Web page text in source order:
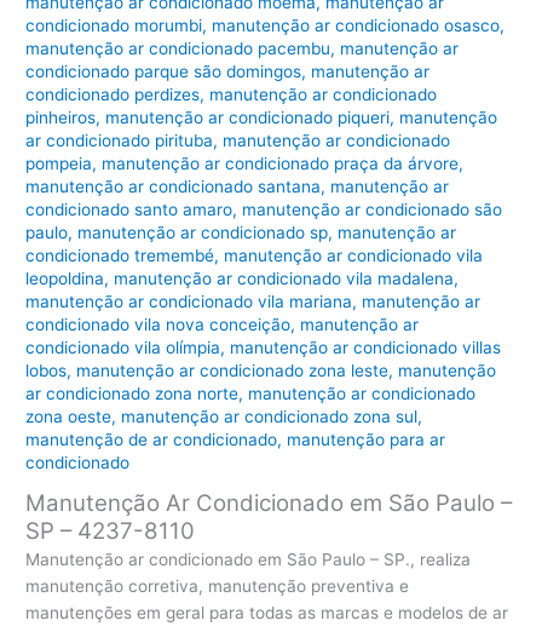
condicionado morumbi, manutenção ar condicionado osasco,
manutenção ar condicionado pacembu, manutenção ar
condicionado parque são domingos, manutenção ar
condicionado perdizes, manutenção ar condicionado
pinheiros, manutenção ar condicionado piqueri, manutenção
ar condicionado pirituba, manutenção ar condicionado
pompeia, manutenção ar condicionado praça da árvore,
manutenção ar condicionado santana, manutenção ar
condicionado santo amaro, manutenção ar condicionado são
paulo, manutenção ar condicionado sp, manutenção ar
condicionado tremembé, manutenção ar condicionado vila
leopoldina, manutenção ar condicionado vila madalena,
manutenção ar condicionado vila mariana, manutenção ar
condicionado vila nova conceição, manutenção ar
condicionado vila olímpia, manutenção ar condicionado villas
lobos, manutenção ar condicionado zona leste, manutenção
ar condicionado zona norte, manutenção ar condicionado
zona oeste, manutenção ar condicionado zona sul,
manutenção de ar condicionado, manutenção para ar
condicionado
Manutenção Ar Condicionado em São Paulo –
SP – 4237-8110
Manutenção ar condicionado em São Paulo – SP., realiza
manutenção corretiva, manutenção preventiva e
manutenções em geral para todas as marcas e modelos de ar